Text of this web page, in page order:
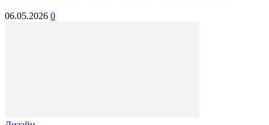
06.05.2026 0